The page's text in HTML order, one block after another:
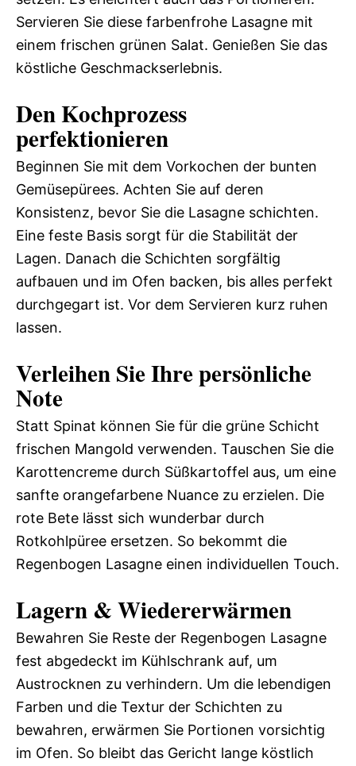
Servieren Sie diese farbenfrohe Lasagne mit
einem frischen grünen Salat. Genießen Sie das
köstliche Geschmackserlebnis.
Den Kochprozess
perfektionieren
Beginnen Sie mit dem Vorkochen der bunten
Gemüsepürees. Achten Sie auf deren
Konsistenz, bevor Sie die Lasagne schichten.
Eine feste Basis sorgt für die Stabilität der
Lagen. Danach die Schichten sorgfältig
aufbauen und im Ofen backen, bis alles perfekt
durchgegart ist. Vor dem Servieren kurz ruhen
lassen.
Verleihen Sie Ihre persönliche
Note
Statt Spinat können Sie für die grüne Schicht
frischen Mangold verwenden. Tauschen Sie die
Karottencreme durch Süßkartoffel aus, um eine
sanfte orangefarbene Nuance zu erzielen. Die
rote Bete lässt sich wunderbar durch
Rotkohlpüree ersetzen. So bekommt die
Regenbogen Lasagne einen individuellen Touch.
Lagern & Wiedererwärmen
Bewahren Sie Reste der Regenbogen Lasagne
fest abgedeckt im Kühlschrank auf, um
Austrocknen zu verhindern. Um die lebendigen
Farben und die Textur der Schichten zu
bewahren, erwärmen Sie Portionen vorsichtig
im Ofen. So bleibt das Gericht lange köstlich